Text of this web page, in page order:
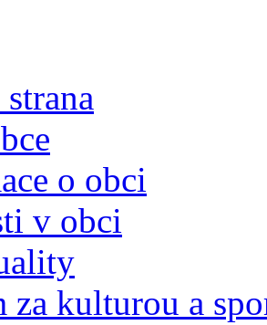
o obci
v obci
za kulturou a